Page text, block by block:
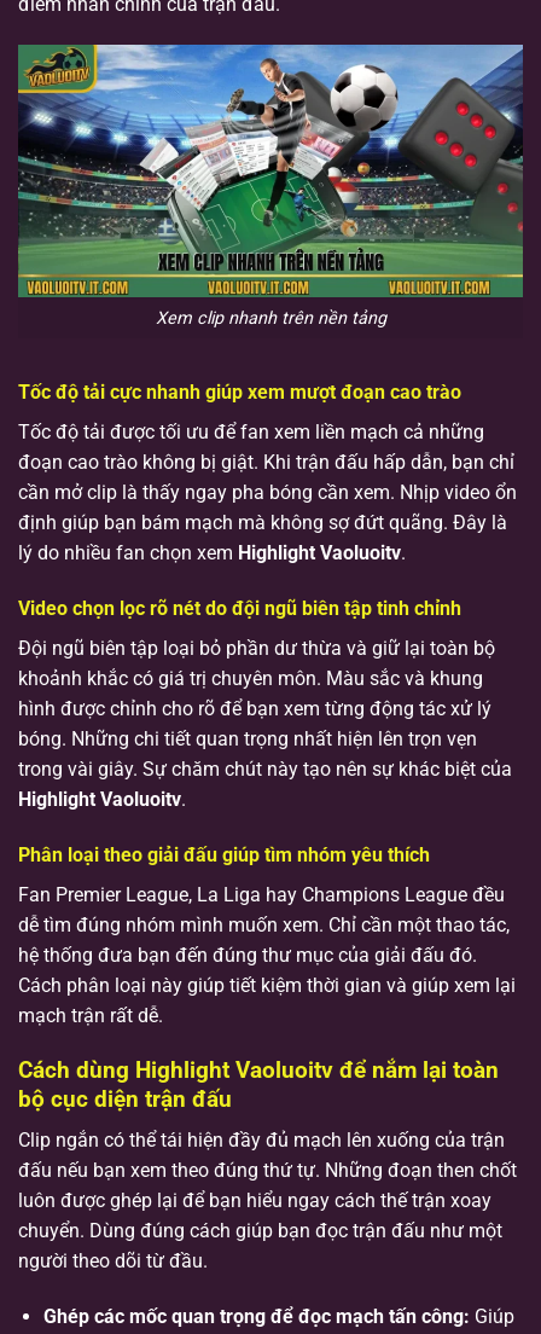
Xem clip nhanh trên nền tảng
Tốc độ tải cực nhanh giúp xem mượt đoạn cao trào
Tốc độ tải được tối ưu để fan xem liền mạch cả những
đoạn cao trào không bị giật. Khi trận đấu hấp dẫn, bạn chỉ
cần mở clip là thấy ngay pha bóng cần xem. Nhịp video ổn
định giúp bạn bám mạch mà không sợ đứt quãng. Đây là
lý do nhiều fan chọn xem Highlight Vaoluoitv.
Video chọn lọc rõ nét do đội ngũ biên tập tinh chỉnh
Đội ngũ biên tập loại bỏ phần dư thừa và giữ lại toàn bộ
khoảnh khắc có giá trị chuyên môn. Màu sắc và khung
hình được chỉnh cho rõ để bạn xem từng động tác xử lý
bóng. Những chi tiết quan trọng nhất hiện lên trọn vẹn
trong vài giây. Sự chăm chút này tạo nên sự khác biệt của
Highlight Vaoluoitv.
Phân loại theo giải đấu giúp tìm nhóm yêu thích
Fan Premier League, La Liga hay Champions League đều
dễ tìm đúng nhóm mình muốn xem. Chỉ cần một thao tác,
hệ thống đưa bạn đến đúng thư mục của giải đấu đó.
Cách phân loại này giúp tiết kiệm thời gian và giúp xem lại
mạch trận rất dễ.
Cách dùng Highlight Vaoluoitv để nắm lại toàn
bộ cục diện trận đấu
Clip ngắn có thể tái hiện đầy đủ mạch lên xuống của trận
đấu nếu bạn xem theo đúng thứ tự. Những đoạn then chốt
luôn được ghép lại để bạn hiểu ngay cách thế trận xoay
chuyển. Dùng đúng cách giúp bạn đọc trận đấu như một
người theo dõi từ đầu.
Ghép các mốc quan trọng để đọc mạch tấn công: Giúp